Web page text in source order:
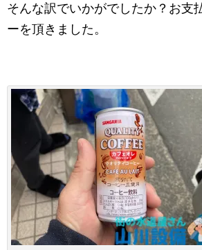
そんな訳でいかがでしたか？お支
ーを頂きました。